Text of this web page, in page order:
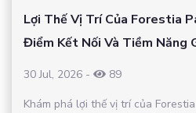
Lợi Thế Vị Trí Của Forestia
Điểm Kết Nối Và Tiềm Năng
30 Jul, 2026 -
89
Khám phá lợi thế vị trí của